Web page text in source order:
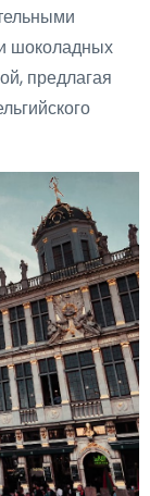
шоколадных
предлагая